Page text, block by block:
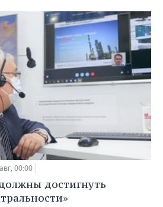
00:00
достигнуть